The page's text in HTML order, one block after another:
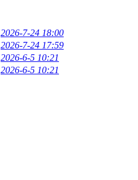
2026-7-24 18:00
2026-7-24 17:59
2026-6-5 10:21
2026-6-5 10:21